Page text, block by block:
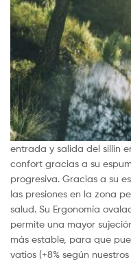
entrada y salida del sillin
confort gracias a su
progresiva. Gracias a su
las presiones en la zona
salud. Su Ergonomía
permite una mayor
más estable, para que
vatios (+8% según